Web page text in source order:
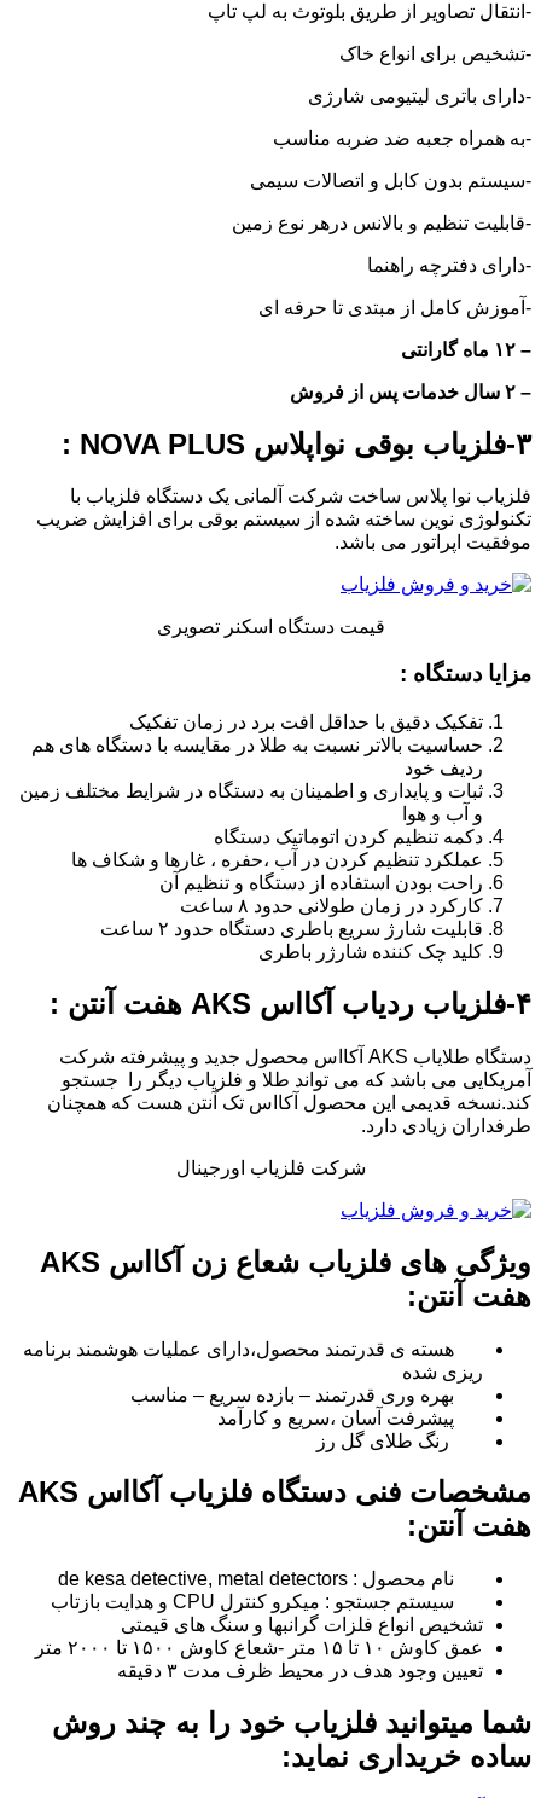
-انتقال تصاویر از طریق بلوتوث به لپ تاپ
-تشخیص برای انواع خاک
-دارای باتری لیتیومی شارژی
-به همراه جعبه ضد ضربه مناسب
-سیستم بدون کابل و اتصالات سیمی
-قابلیت تنظیم و بالانس درهر نوع زمین
-دارای دفترچه راهنما
-آموزش کامل از مبتدی تا حرفه ای
– ۱۲ ماه گارانتی
– ۲ سال خدمات پس از فروش
۳- فلزیاب بوقی نواپلاس NOVA PLUS :
فلزیاب نوا پلاس ساخت شرکت آلمانی یک دستگاه فلزیاب با
تکنولوژی نوین ساخته شده از سیستم بوقی برای افزایش ضریب
موفقیت اپراتور می باشد.
قیمت دستگاه اسکنر تصویری
مزایا دستگاه :
تفکیک دقیق با حداقل افت برد در زمان تفکیک
حساسیت بالاتر نسبت به طلا در مقایسه با دستگاه های هم
ردیف خود
ثبات و پایداری و اطمینان به دستگاه در شرایط مختلف زمین
و آب و هوا
دکمه تنظیم کردن اتوماتیک دستگاه
عملکرد تنظیم کردن در آب ،حفره ، غارها و شکاف ها
راحت بودن استفاده از دستگاه و تنظیم آن
کارکرد در زمان طولانی حدود ۸ ساعت
قابلیت شارژ سریع باطری دستگاه حدود ۲ ساعت
کلید چک کننده شارژر باطری
۴- فلزیاب ردیاب آکااس AKS هفت آنتن :
دستگاه طلایاب AKS آکااس محصول جدید و پیشرفته شرکت
آمریکایی می باشد که می تواند طلا و فلزیاب دیگر را جستجو
کند.نسخه قدیمی این محصول آکااس تک آنتن هست که همچنان
طرفداران زیادی دارد.
شرکت فلزیاب اورجینال
ویژگی های فلزیاب شعاع زن آکااس AKS
هفت آنتن:
هسته ی قدرتمند محصول،دارای عملیات هوشمند برنامه
ریزی شده
بهره وری قدرتمند – بازده سریع – مناسب
پیشرفت آسان ،سریع و کارآمد
رنگ طلای گل رز
مشخصات فنی دستگاه فلزیاب آکااس AKS
هفت آنتن:
نام محصول : de kesa detective, metal detectors
سیستم جستجو : میکرو کنترل CPU و هدایت بازتاب
تشخیص انواع فلزات گرانبها و سنگ های قیمتی
عمق کاوش ۱۰ تا ۱۵ متر -شعاع کاوش ۱۵۰۰ تا ۲۰۰۰ متر
تعیین وجود هدف در محیط ظرف مدت ۳ دقیقه
شما میتوانید فلزیاب خود را به چند روش
ساده خریداری نماید: